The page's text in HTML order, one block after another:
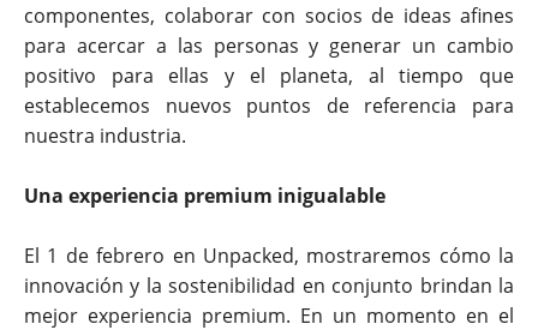
componentes, colaborar con socios de ideas afines
para acercar a las personas y generar un cambio
positivo para ellas y el planeta, al tiempo que
establecemos nuevos puntos de referencia para
nuestra industria.
Una experiencia premium inigualable
El 1 de febrero en Unpacked, mostraremos cómo la
innovación y la sostenibilidad en conjunto brindan la
mejor experiencia premium. En un momento en el